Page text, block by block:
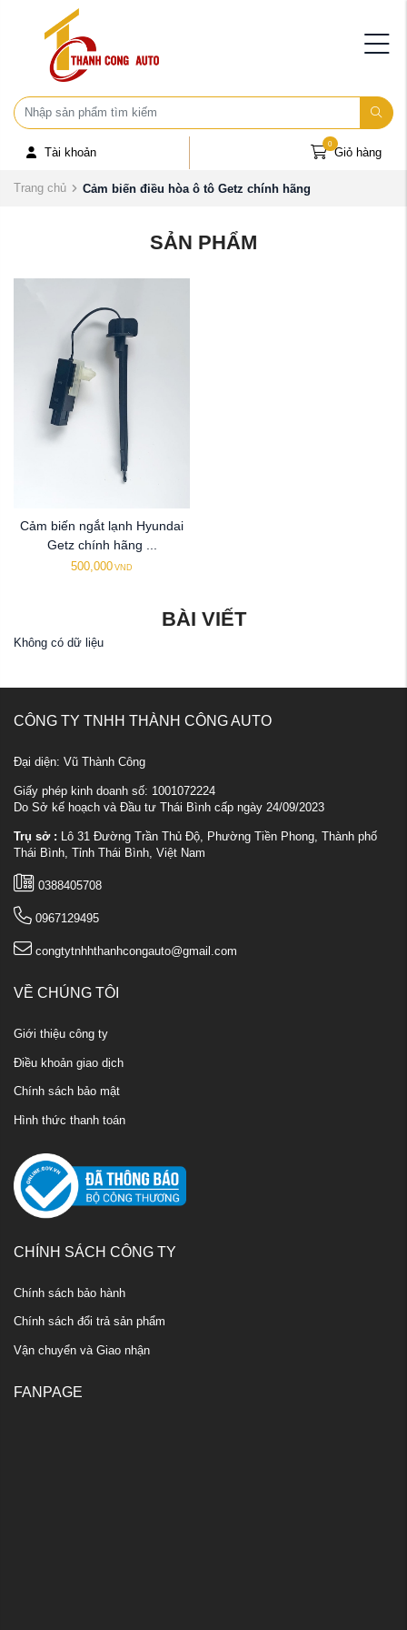
Tài khoản Giỏ hàng
0
Trang chủ Cảm biến điều hòa ô tô Getz chính hãng
SẢN PHẨM
Cảm biến ngắt lạnh Hyundai
Getz chính hãng ...
500,000 VND
BÀI VIẾT
Không có dữ liệu
CÔNG TY TNHH THÀNH CÔNG AUTO
Đại diện: Vũ Thành Công
Giấy phép kinh doanh số: 1001072224
Do Sở kế hoạch và Đầu tư Thái Bình cấp ngày 24/09/2023
Trụ sở : Lô 31 Đường Trần Thủ Độ, Phường Tiền Phong, Thành phố
Thái Bình, Tỉnh Thái Bình, Việt Nam
0388405708
0967129495
congtytnhhthanhcongauto@gmail.com
VỀ CHÚNG TÔI
Giới thiệu công ty
Điều khoản giao dịch
Chính sách bảo mật
Hình thức thanh toán
CHÍNH SÁCH CÔNG TY
Chính sách bảo hành
Chính sách đổi trả sản phẩm
Vận chuyển và Giao nhận
FANPAGE